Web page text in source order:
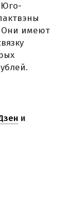
Юго-
Они имеют
и